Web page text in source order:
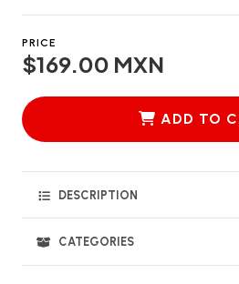
PRICE
$169.00 MXN
ADD TO
DESCRIPTION
CATEGORIES